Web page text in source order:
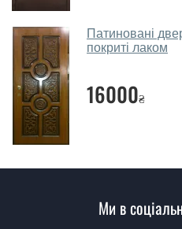
Виклик замірника-
Ви робите
Так робимо. Монтаж
згідно з чергою, у всі дні крім
Вартість встановлення
Патиновані
покриті лаком
16000₴
Ми в